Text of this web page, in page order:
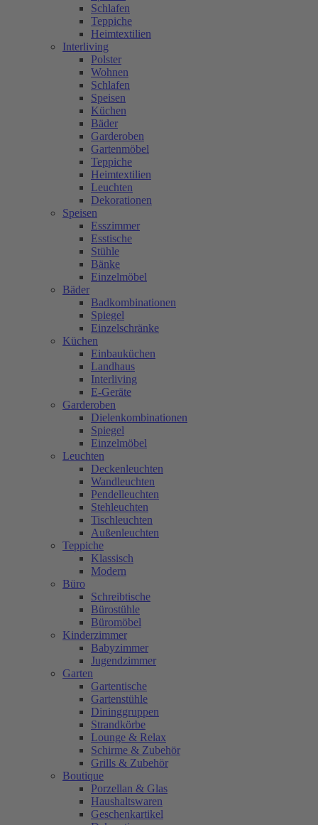
Schlafen
Teppiche
Heimtextilien
Interliving
Polster
Wohnen
Schlafen
Speisen
Küchen
Bäder
Garderoben
Gartenmöbel
Teppiche
Heimtextilien
Leuchten
Dekorationen
Speisen
Esszimmer
Esstische
Stühle
Bänke
Einzelmöbel
Bäder
Badkombinationen
Spiegel
Einzelschränke
Küchen
Einbauküchen
Landhaus
Interliving
E-Geräte
Garderoben
Dielenkombinationen
Spiegel
Einzelmöbel
Leuchten
Deckenleuchten
Wandleuchten
Pendelleuchten
Stehleuchten
Tischleuchten
Außenleuchten
Teppiche
Klassisch
Modern
Büro
Schreibtische
Bürostühle
Büromöbel
Kinderzimmer
Babyzimmer
Jugendzimmer
Garten
Gartentische
Gartenstühle
Dininggruppen
Strandkörbe
Lounge & Relax
Schirme & Zubehör
Grills & Zubehör
Boutique
Porzellan & Glas
Haushaltswaren
Geschenkartikel